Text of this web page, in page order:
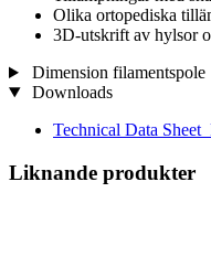
Olika ortopediska
3D-utskrift av hylsor
Dimension filamentspole
Downloads
Technical Data
Liknande produkter